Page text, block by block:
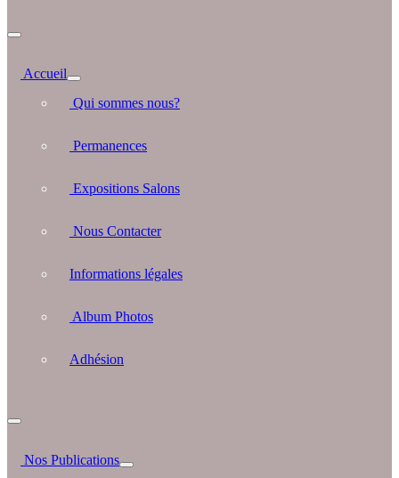
Accueil
Qui sommes nous?
Permanences
Expositions Salons
Nous Contacter
Informations légales
Album Photos
Adhésion
Nos Publications